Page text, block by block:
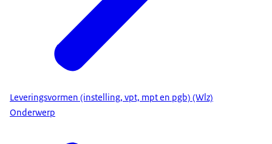
Leveringsvormen (instelling, vpt, mpt en pgb) (Wlz)
Onderwerp